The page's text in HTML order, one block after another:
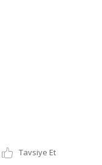
Tavsiye Et